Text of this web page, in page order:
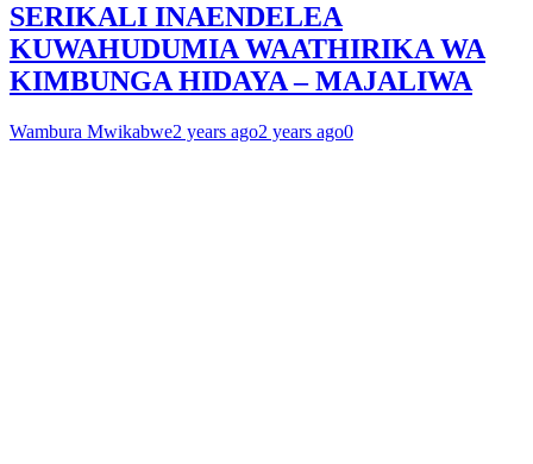
SERIKALI INAENDELEA
KUWAHUDUMIA WAATHIRIKA WA
KIMBUNGA HIDAYA – MAJALIWA
Wambura Mwikabwe2 years ago2 years ago0